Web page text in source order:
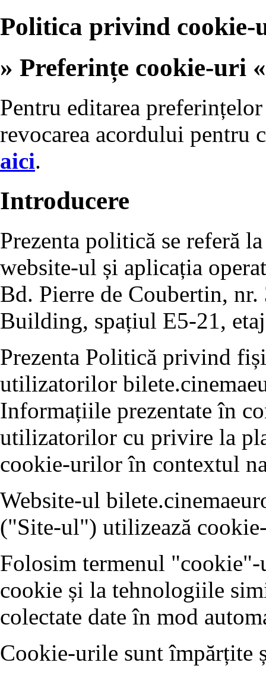
Politica privind cookie-
» Preferințe cookie-uri «
Pentru editarea
revocarea acordului pentru
aici.
Introducere
Prezenta politică se referă
website-ul și aplicația
Bd. Pierre de Coubertin,
Building, spațiul E5-21,
Prezenta Politică privind
utilizatorilor
Informațiile prezentate în
utilizatorilor cu privire la
cookie-urilor în contextul
Website-ul
("Site-ul") utilizează
Folosim termenul
cookie și la tehnologiile
colectate date în mod
Cookie-urile sunt împărțite